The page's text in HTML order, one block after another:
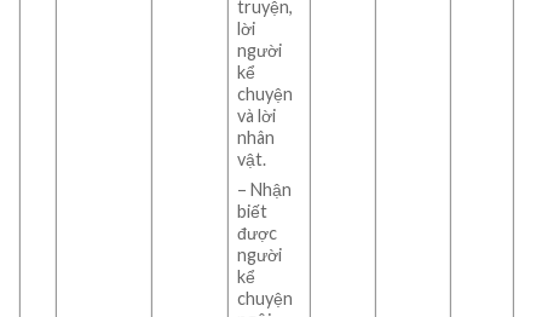
truyện,
lời
người
kể
chuyện
và lời
nhân
vật.
– Nhận
biết
được
người
kể
chuyện